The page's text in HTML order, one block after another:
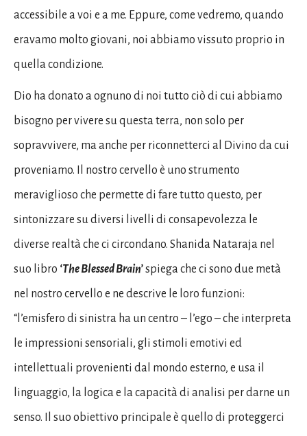
accessibile a voi e a me. Eppure, come vedremo, quando
eravamo molto giovani, noi abbiamo vissuto proprio in
quella condizione.
Dio ha donato a ognuno di noi tutto ciò di cui abbiamo
bisogno per vivere su questa terra, non solo per
sopravvivere, ma anche per riconnetterci al Divino da cui
proveniamo. Il nostro cervello è uno strumento
meraviglioso che permette di fare tutto questo, per
sintonizzare su diversi livelli di consapevolezza le
diverse realtà che ci circondano. Shanida Nataraja nel
suo libro ‘The Blessed Brain’spiega che ci sono due metà
nel nostro cervello e ne descrive le loro funzioni:
“l’emisfero di sinistra ha un centro – l’ego – che interpreta
le impressioni sensoriali, gli stimoli emotivi ed
intellettuali provenienti dal mondo esterno, e usa il
linguaggio, la logica e la capacità di analisi per darne un
senso. Il suo obiettivo principale è quello di proteggerci